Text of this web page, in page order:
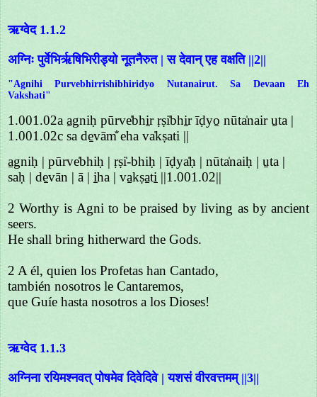
ऋग्वेद 1.1.2
अग्निः पुर्वेभिर्ऋषिभिरीड्यो नूतनैरुत | स देवान् एह वक्षति ||2||
"Agnihi Purvebhirrishibhiridyo Nutanairut. Sa Devaan Eh
Vakshati"
1.001.02a a̱gniḥ pūrve̍bhi̱r ṛṣi̍bhi̱r īḍyo̱ nūta̍nair u̱ta |
1.001.02c sa de̱vām̐ eha va̍kṣati ||
a̱gniḥ | pūrve̍bhiḥ | ṛṣi̍-bhiḥ | īḍya̍ḥ | nūta̍naiḥ | u̱ta |
saḥ | de̱vān | ā | i̱ha | va̱kṣa̱ti̱ ||1.001.02||
2 Worthy is Agni to be praised by living as by ancient
seers.
He shall bring hitherward the Gods.
2 A él, quien los Profetas han Cantado,
también nosotros le Cantaremos,
que Guíe hasta nosotros a los Dioses!
ऋग्वेद 1.1.3
अग्निना रयिमश्नवत् पोषमेव दिवेदिवे | यशसं वीरवत्तमम् ||3||